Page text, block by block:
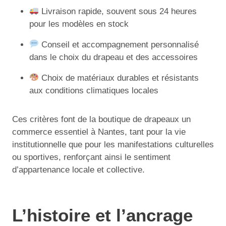
Livraison rapide, souvent sous 24 heures
pour les modèles en stock
Conseil et accompagnement personnalisé
dans le choix du drapeau et des accessoires
Choix de matériaux durables et résistants
aux conditions climatiques locales
Ces critères font de la boutique de drapeaux un
commerce essentiel à Nantes, tant pour la vie
institutionnelle que pour les manifestations culturelles
ou sportives, renforçant ainsi le sentiment
d’appartenance locale et collective.
L’histoire et l’ancrage